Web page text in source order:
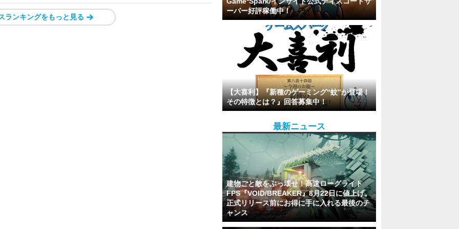
ランキングをもっと見る
ーバー好評稼働中！
【大喜利】『新種のゲーミング“蚊”が登場！
その特徴とは？』回答募集中！
最新ニュース
建物ごと敵をぶっ壊せ！高速ローグライト
FPS『VOID/BREAKER』8月22日に値上げ。
正式リリース前にお得に手に入れる最後のチ
ャンス